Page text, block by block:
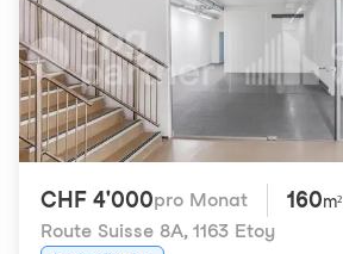
CHF 4'000pro Monat 160m²
Route Suisse 8A, 1163 Etoy